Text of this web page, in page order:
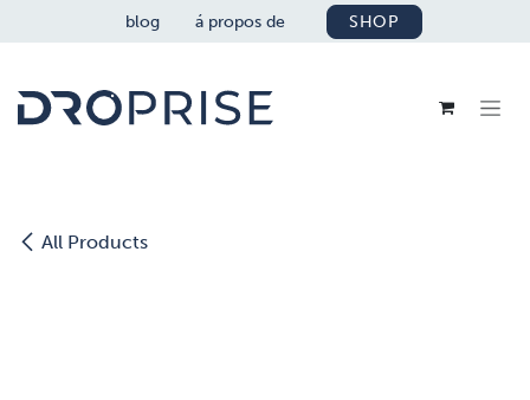
SE RENDRE AU CONTENU
blog á propos de SHOP
All Products